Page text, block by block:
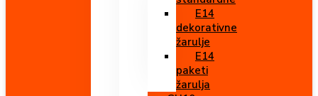
E14
dekorativne
žarulje
E14
paketi
žarulja